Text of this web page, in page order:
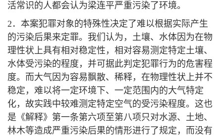
活常识的人都会认为梁连平严重污染了环境。
2．本案犯罪对象的特殊性决定了难以根据实际产生
的污染后果来定罪。我们认为，土壤、水体因为在物
理性状上具有相对稳定性，相对容易测定特定土壤、
水体受污染的程度，并可据此判定犯罪行为的危害程
度。而大气因为容易飘散、稀释，在物理性状上并不
稳定，难以将一定环境下、一定范围内的大气特定
化，故实践中较难测定特定空气的受污染程度。这也
是《解释》第一条第六项至第八项只对水源、土地、
林木等造成严重污染后果的情形进行了规定，而没有